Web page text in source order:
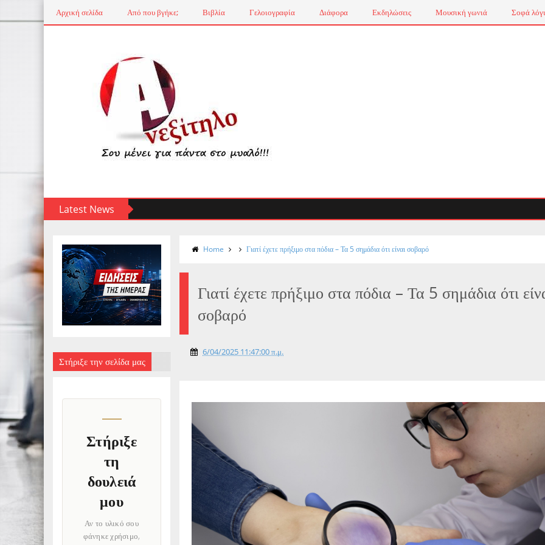
Αρχική σελίδα Από που βγήκε; Βιβλία Γελοιογραφία Διάφορα Εκδηλώσεις Μουσική γωνιά Σοφά
Latest News
Στήριξε την σελίδα μας
Στήριξε
τη
δουλειά
μου
Αν το υλικό σου
φάνηκε χρήσιμο,
Home Γιατί έχετε πρήξιμο στα πόδια – Τα 5 σημάδια ότι είναι σοβαρό
Γιατί έχετε πρήξιμο στα πόδια – Τα 5 σημάδια ότι
σοβαρό
6/04/2025 11:47:00 π.μ.